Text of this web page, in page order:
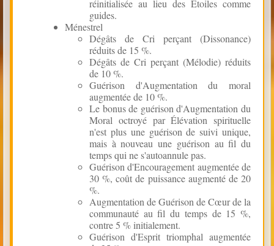
réinitialisée au lieu des Étoiles comme
guides.
Ménestrel
Dégâts de Cri perçant (Dissonance)
réduits de 15 %.
Dégâts de Cri perçant (Mélodie) réduits
de 10 %.
Guérison d'Augmentation du moral
augmentée de 10 %.
Le bonus de guérison d'Augmentation du
Moral octroyé par Élévation spirituelle
n'est plus une guérison de suivi unique,
mais à nouveau une guérison au fil du
temps qui ne s'autoannule pas.
Guérison d'Encouragement augmentée de
30 %, coût de puissance augmenté de 20
%.
Augmentation de Guérison de Cœur de la
communauté au fil du temps de 15 %,
contre 5 % initialement.
Guérison d'Esprit triomphal augmentée